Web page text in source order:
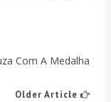
Com A Medalha
Older Article